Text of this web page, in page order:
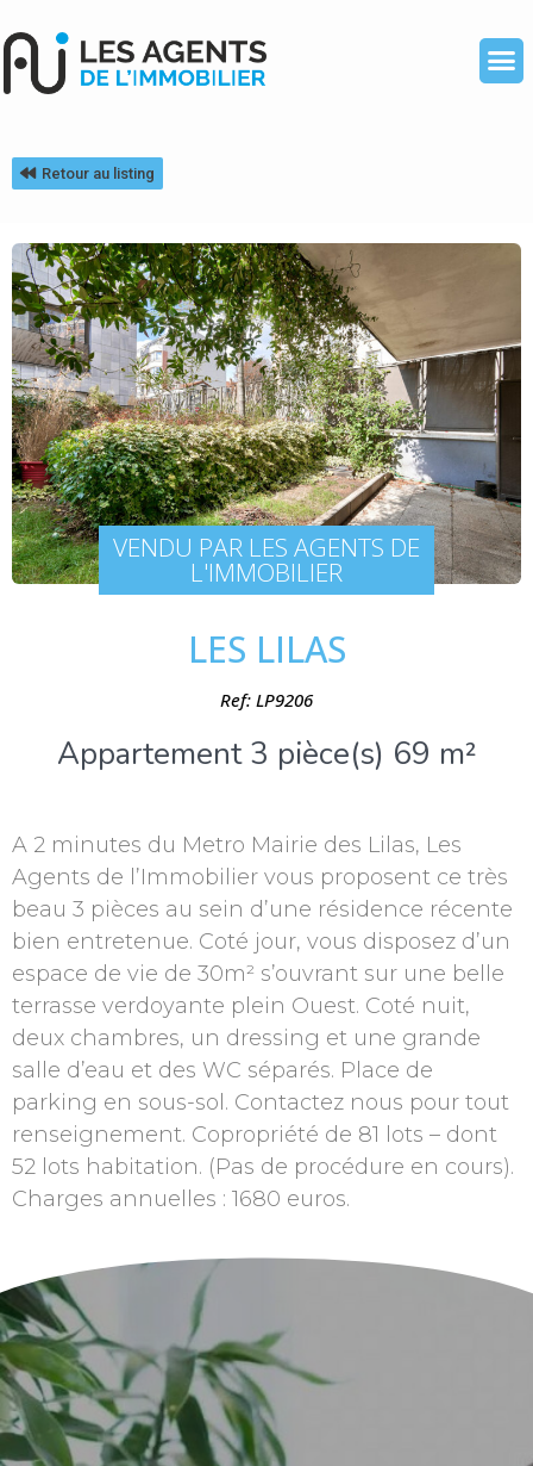
Retour au listing
VENDU PAR LES AGENTS DE
L'IMMOBILIER
LES LILAS
Ref: LP9206
Appartement 3 pièce(s) 69 m²
A 2 minutes du Metro Mairie des Lilas, Les
Agents de l’Immobilier vous proposent ce très
beau 3 pièces au sein d’une résidence récente
bien entretenue. Coté jour, vous disposez d’un
espace de vie de 30m² s’ouvrant sur une belle
terrasse verdoyante plein Ouest. Coté nuit,
deux chambres, un dressing et une grande
salle d’eau et des WC séparés. Place de
parking en sous-sol. Contactez nous pour tout
renseignement. Copropriété de 81 lots – dont
52 lots habitation. (Pas de procédure en cours).
Charges annuelles : 1680 euros.